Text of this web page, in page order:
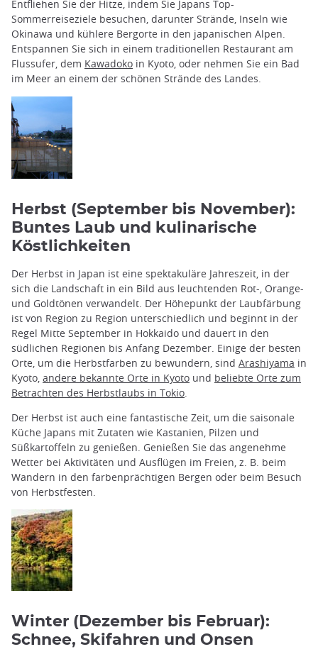
Entfliehen Sie der Hitze, indem Sie Japans Top-
Sommerreiseziele besuchen, darunter Strände, Inseln wie
Okinawa und kühlere Bergorte in den japanischen Alpen.
Entspannen Sie sich in einem traditionellen Restaurant am
Flussufer, dem Kawadoko in Kyoto, oder nehmen Sie ein Bad
im Meer an einem der schönen Strände des Landes.
Herbst (September bis November):
Buntes Laub und kulinarische
Köstlichkeiten
Der Herbst in Japan ist eine spektakuläre Jahreszeit, in der
sich die Landschaft in ein Bild aus leuchtenden Rot-, Orange-
und Goldtönen verwandelt. Der Höhepunkt der Laubfärbung
ist von Region zu Region unterschiedlich und beginnt in der
Regel Mitte September in Hokkaido und dauert in den
südlichen Regionen bis Anfang Dezember. Einige der besten
Orte, um die Herbstfarben zu bewundern, sind Arashiyama in
Kyoto, andere bekannte Orte in Kyoto und beliebte Orte zum
Betrachten des Herbstlaubs in Tokio
Der Herbst ist auch eine fantastische Zeit, um die saisonale
Küche Japans mit Zutaten wie Kastanien, Pilzen und
Süßkartoffeln zu genießen. Genießen Sie das angenehme
Wetter bei Aktivitäten und Ausflügen im Freien, z. B. beim
Wandern in den farbenprächtigen Bergen oder beim Besuch
von Herbstfesten.
Winter (Dezember bis Februar):
Schnee, Skifahren und Onsen